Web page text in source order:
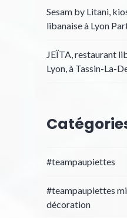
Sesam by Litani,
libanaise à Lyon
JEÏTA, restaurant
Lyon, à Tassin-La-
#teampaupiettes
#teampaupiettes
décoration